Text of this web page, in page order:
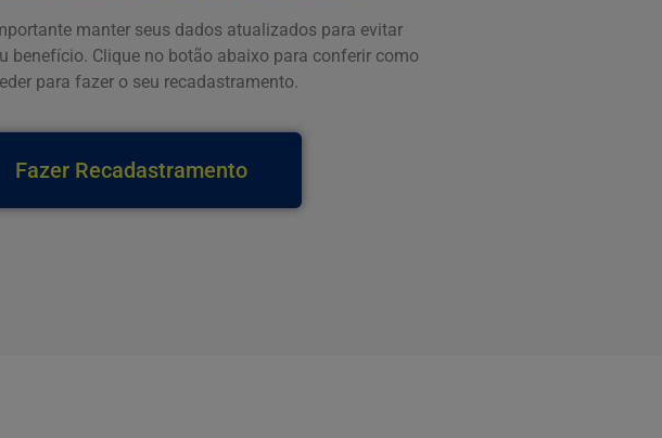
manter seus dados atualizados para evitar
benefício. Clique no botão abaixo para conferir como
para fazer o seu recadastramento.
Fazer Recadastramento